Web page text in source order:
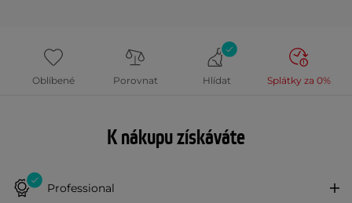
Oblíbené Porovnat Hlídat Splátky za 0%
K nákupu získáváte
Professional